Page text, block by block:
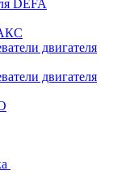
DEFA
двигателя
двигателя